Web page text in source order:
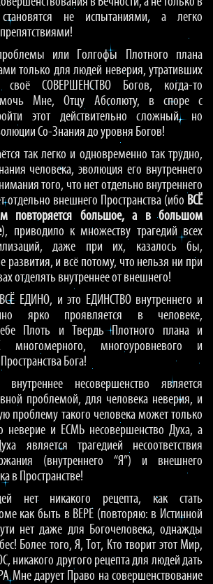
не испытаниями, а легко
или Голгофы Плотного плана
только для людей неверия, утративших
СОВЕРШЕНСТВО Богов, когда-то
Мне, Отцу Абсолюту, в споре с
этот действительно сложный, но
Со-Знания до уровня Богов!
так легко и одновременно так трудно,
человека, эволюция его внутреннего
того, что нет отдельно внутреннего
отдельно внешнего Пространства (ибо ВСЁ
повторяется большое, а в большом
), приводило к множеству трагедий всех
даже при их, казалось бы,
и всё потому, что нельзя ни при
отделять внутреннее от внешнего!
ЕДИНО, и это ЕДИНСТВО внутреннего и
ярко проявляется в человеке,
Плоть и Твердь Плотного плана и
многомерного, многоуровневого и
Бога!
несовершенство является
проблемой, для человека неверия, и
проблему такого человека может только
неверие и ЕСМЬ несовершенство Духа, а
является трагедией несоответствия
(внутреннего “Я”) и внешнего
в Пространстве!
нет никакого рецепта, как стать
как быть в ВЕРЕ (повторяю: в Истинной
нет даже для Богочеловека, однажды
Более того, Я, Тот, Кто творит этот Мир,
никакого другого рецепта для людей дать
Мне дарует Право на совершенствование